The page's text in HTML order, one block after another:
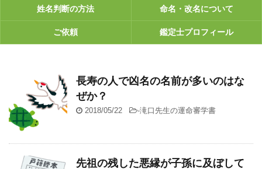
姓名判断の方法 命名・改名について
ご依頼 鑑定士プロフィール
長寿の人で凶名の名前が多いのはな
ぜか？
2018/05/22 -滝口先生の運命審学書
先祖の残した悪縁が子孫に及ぼして